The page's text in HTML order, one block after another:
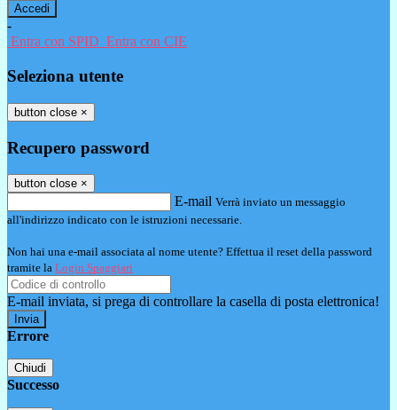
-
Entra con SPID Entra con CIE
Seleziona utente
button close ×
Recupero password
button close ×
E-mail Verrà inviato un messaggio
all'indirizzo indicato con le istruzioni necessarie.
Non hai una e-mail associata al nome utente? Effettua il reset della password
tramite la Login Spaggiari
E-mail inviata, si prega di controllare la casella di posta elettronica!
Errore
Chiudi
Successo